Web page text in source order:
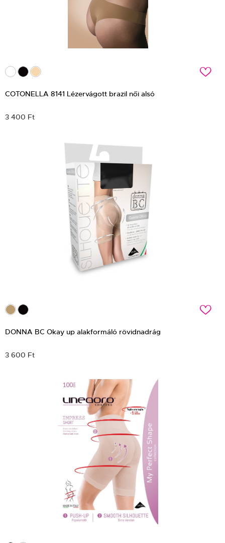
c
COTONELLA 8141 Lézervágott brazil női alsó
3 400 Ft
c
DONNA BC Okay up alakformáló rövidnadrág
3 600 Ft